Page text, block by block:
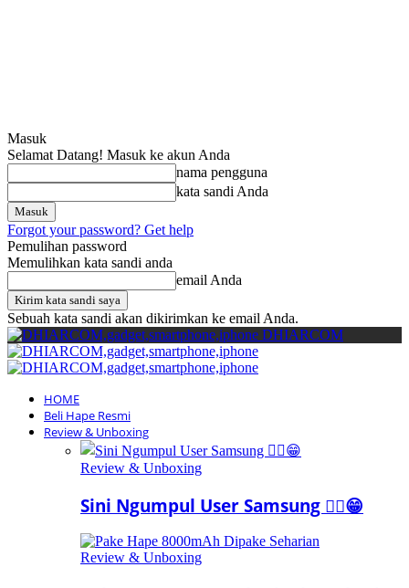
Masuk
Selamat Datang! Masuk ke akun Anda
nama pengguna
kata sandi Anda
Forgot your password? Get help
Pemulihan password
Memulihkan kata sandi anda
email Anda
Sebuah kata sandi akan dikirimkan ke email Anda.
DHIARCOM
HOME
Beli Hape Resmi
Review & Unboxing
Review & Unboxing
Sini Ngumpul User Samsung ☝🏻😁
Review & Unboxing